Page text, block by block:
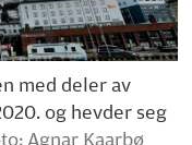
med deler av
og hevder seg
Agnar Kaarbø